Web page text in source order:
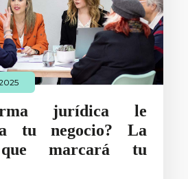
jurídica le
tu negocio? La
que marcará tu